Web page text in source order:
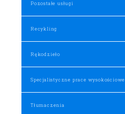
Pozostałe usługi
Recykling
Rękodzieło
Specjalistyczne prace wysokościowe
Tłumaczenia